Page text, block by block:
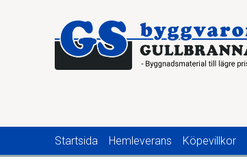
Startsida Hemleverans Köpevillkor